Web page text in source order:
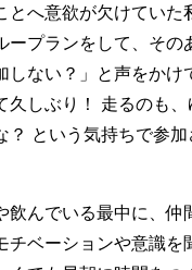
へ意欲が欠けていた
ープランをして、その
しない？」と声をかけ
久しぶり！ 走るのも
？ という気持ちで参加
んでいる最中に、仲
チベーションや意識を